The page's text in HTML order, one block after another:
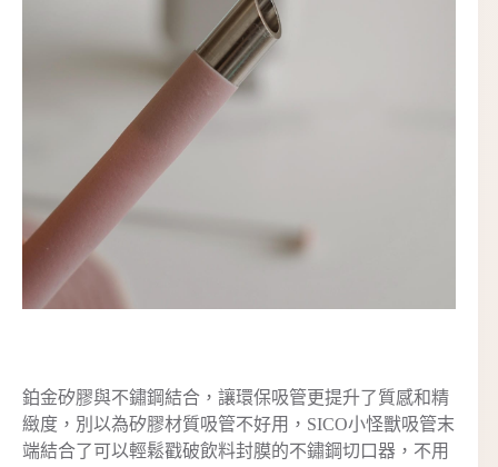
鉑金矽膠與不鏽鋼結合，讓環保吸管更提升了質感和精
緻度，別以為矽膠材質吸管不好用，SICO小怪獸吸管末
端結合了可以輕鬆戳破飲料封膜的不鏽鋼切口器，不用